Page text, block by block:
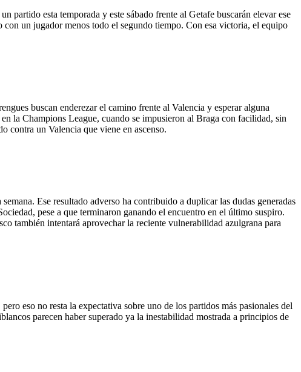
partido esta temporada y este sábado frente al Getafe buscarán elevar ese
un jugador menos todo el segundo tiempo. Con esa victoria, el equipo
buscan enderezar el camino frente al Valencia y esperar alguna
la Champions League, cuando se impusieron al Braga con facilidad, sin
contra un Valencia que viene en ascenso.
Ese resultado adverso ha contribuido a duplicar las dudas generadas
pese a que terminaron ganando el encuentro en el último suspiro.
también intentará aprovechar la reciente vulnerabilidad azulgrana para
eso no resta la expectativa sobre uno de los partidos más pasionales del
parecen haber superado ya la inestabilidad mostrada a principios de